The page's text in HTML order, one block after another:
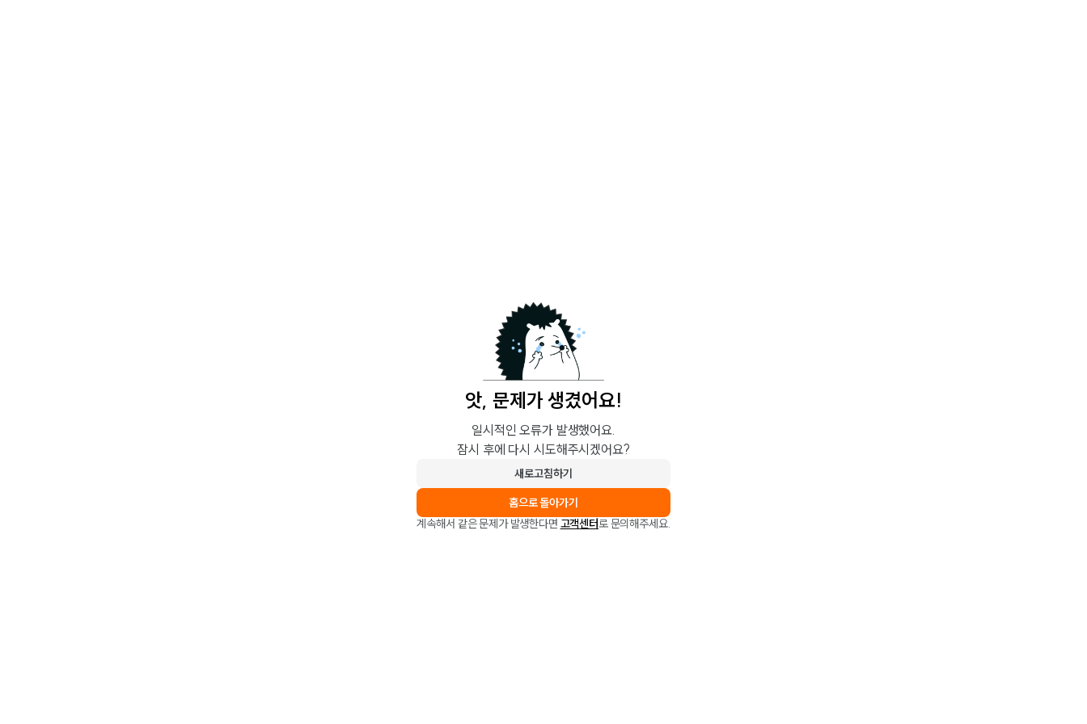
앗, 문제가 생겼어요!
일시적인 오류가 발생했어요.
잠시 후에 다시 시도해주시겠어요?
새로고침하기
홈으로 돌아가기
계속해서 같은 문제가 발생한다면 고객센터로 문의해주세요.